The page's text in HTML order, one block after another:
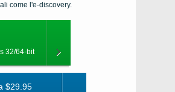
come l'e-discovery.
32/64-bit
$29.95